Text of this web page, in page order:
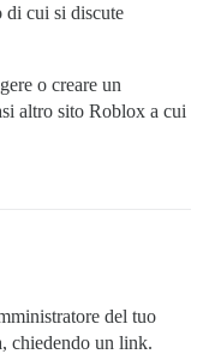
di cui si discute
o creare un
altro sito Roblox a cui
del tuo
chiedendo un link.